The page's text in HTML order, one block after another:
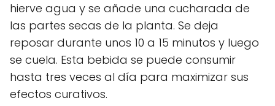
hierve agua y se añade una cucharada de
las partes secas de la planta. Se deja
reposar durante unos 10 a 15 minutos y luego
se cuela. Esta bebida se puede consumir
hasta tres veces al día para maximizar sus
efectos curativos.